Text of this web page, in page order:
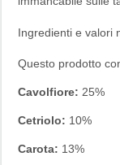
Ingredienti e valori
Questo prodotto
Cavolfiore: 25%
Cetriolo: 10%
Carota: 13%